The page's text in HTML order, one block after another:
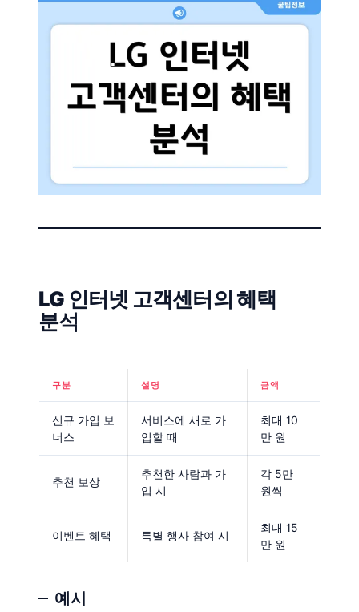
LG 인터넷 고객센터의 혜택
분석
구분 설명 금액
신규 가입 보
너스
서비스에 새로 가
입할 때
최대 10
만 원
추천 보상
추천한 사람과 가
입 시
각 5만
원씩
이벤트 혜택 특별 행사 참여 시
최대 15
만 원
예시